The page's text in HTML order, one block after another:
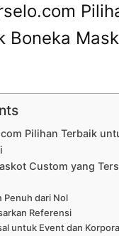
Boneka
Pilihan Terbaik
Custom yang
Penuh dari Nol
Referensi
untuk Event dan